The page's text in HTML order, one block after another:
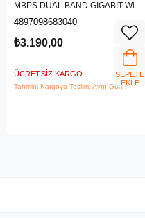
MBPS DUAL BAND GIGABIT Wi-Fi
6 ROUTER
4897098683040
₺3.190,00
ÜCRETSIZ KARGO
Tahmini Kargoya Teslim: Aynı Gün
SEPETE
EKLE